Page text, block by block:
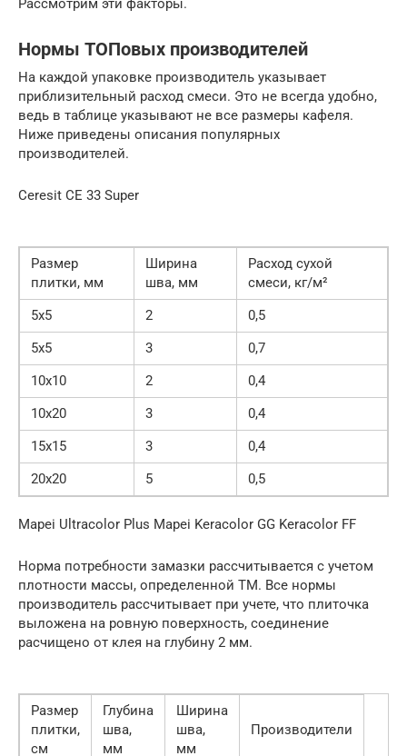
Рассмотрим эти факторы.
Нормы ТОПовых производителей
На каждой упаковке производитель указывает
приблизительный расход смеси. Это не всегда удобно,
ведь в таблице указывают не все размеры кафеля.
Ниже приведены описания популярных
производителей.
Ceresit CE 33 Super
Размер
плитки, мм
Ширина
шва, мм
Расход сухой
смеси, кг/м²
5х5
2
0,5
5х5
3
0,7
10х10
2
0,4
10х20
3
0,4
15х15
3
0,4
20х20
5 0,5
Mapei Ultracolor Plus Mapei Keracolor GG Keracolor FF
Норма потребности замазки рассчитывается с учетом
плотности массы, определенной ТМ. Все нормы
производитель рассчитывает при учете, что плиточка
выложена на ровную поверхность, соединение
расчищено от клея на глубину 2 мм.
Размер
плитки,
см
Глубина
шва,
мм
Ширина
шва,
мм
Производители